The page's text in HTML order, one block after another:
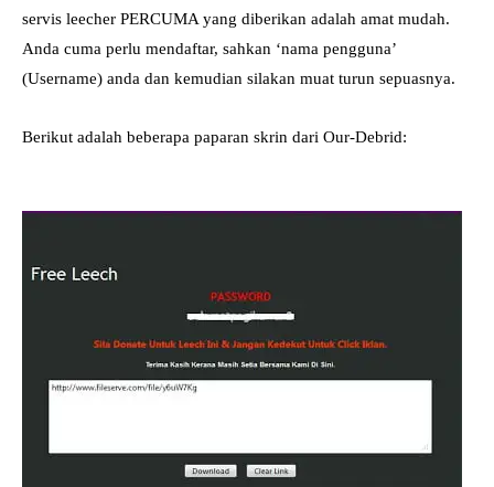
servis leecher PERCUMA yang diberikan adalah amat mudah.
Anda cuma perlu mendaftar, sahkan ‘nama pengguna’
(Username) anda dan kemudian silakan muat turun sepuasnya.
Berikut adalah beberapa paparan skrin dari Our-Debrid: